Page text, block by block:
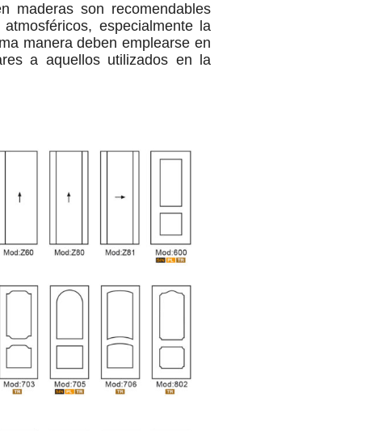
maderas son recomendables
especialmente la
manera deben emplearse en
a aquellos utilizados en la